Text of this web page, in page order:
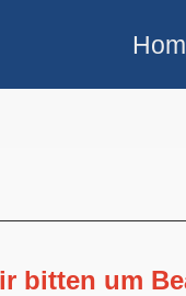
bitten um